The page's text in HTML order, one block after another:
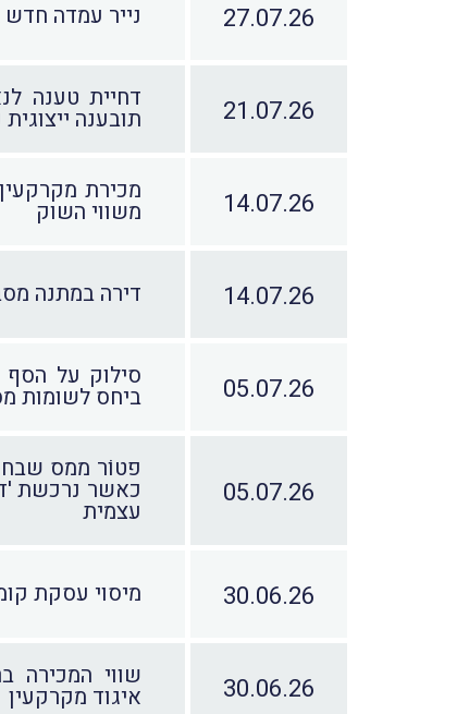
27.07.26 נייר עמדה
21.07.26 דחיית טענה
תובענה
14.07.26 מכירת
משווי השוק
14.07.26 דירה במתנה
05.07.26 סילוק על
ביחס לשומות
05.07.26
פטוֹר ממס שבח
כאשר נרכשת
עצמית
30.06.26 מיסוי עסקת
30.06.26 שווי המכירה
איגוד מקרקעין